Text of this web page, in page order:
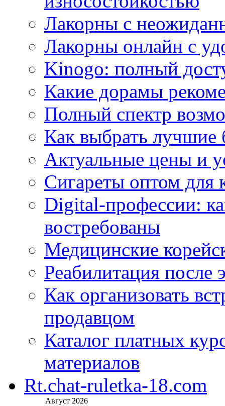
Лакорны с
Лакорны онлайн с
Kinogo: полный
Какие дорамы
Полный спектр
Как выбрать
Актуальные цены и
Сигареты оптом для
Digital-профессии:
востребованы
Медицинские
Реабилитация после
Как организовать
продавцом
Каталог платных
материалов
Rt.chat-ruletka-18.com
Август 2026